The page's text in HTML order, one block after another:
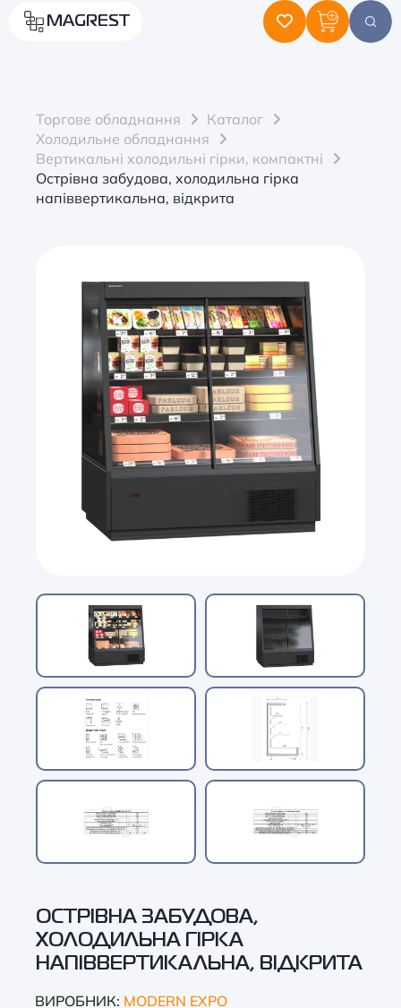
MAGREST
Торгове обладнання
Каталог
Холодильне обладнання
Вертикальні холодильні гірки, компактні
Острівна забудова, холодильна гірка
напіввертикальна, відкрита
ОСТРІВНА ЗАБУДОВА,
ХОЛОДИЛЬНА ГІРКА
НАПІВВЕРТИКАЛЬНА, ВІДКРИТА
ВИРОБНИК: MODERN EXPO